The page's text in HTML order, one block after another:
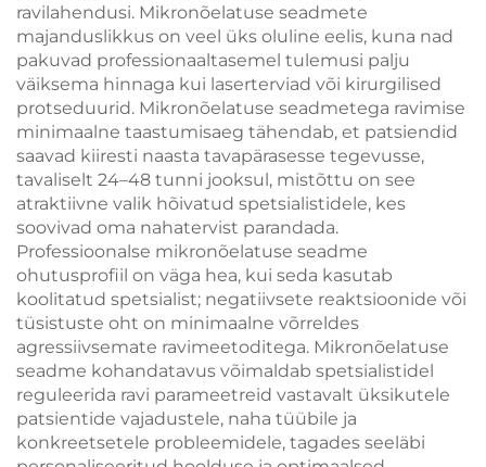
ravilahendusi. Mikronõelatuse seadmete
majanduslikkus on veel üks oluline eelis, kuna nad
pakuvad professionaaltasemel tulemusi palju
väiksema hinnaga kui laserterviad või kirurgilised
protseduurid. Mikronõelatuse seadmetega ravimise
minimaalne taastumisaeg tähendab, et patsiendid
saavad kiiresti naasta tavapärasesse tegevusse,
tavaliselt 24–48 tunni jooksul, mistõttu on see
atraktiivne valik hõivatud spetsialistidele, kes
soovivad oma nahatervist parandada.
Professioonalse mikronõelatuse seadme
ohutusprofiil on väga hea, kui seda kasutab
koolitatud spetsialist; negatiivsete reaktsioonide või
tüsistuste oht on minimaalne võrreldes
agressiivsemate ravimeetoditega. Mikronõelatuse
seadme kohandatavus võimaldab spetsialistidel
reguleerida ravi parameetreid vastavalt üksikutele
patsientide vajadustele, naha tüübile ja
konkreetsetele probleemidele, tagades seeläbi